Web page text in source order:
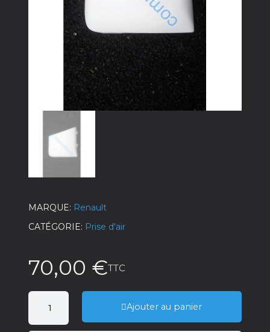
MARQUE
Renault
CATÉGORIE
Prise d'air
70,00 €TTC
Ajouter au panier